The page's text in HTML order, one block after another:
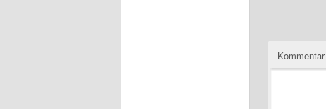
Kommentar